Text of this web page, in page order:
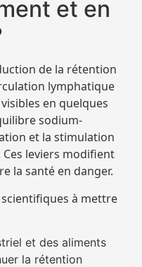
et en
de la rétention
lymphatique
en quelques
sodium-
et la stimulation
leviers modifient
la santé en danger.
à mettre
et des aliments
la rétention